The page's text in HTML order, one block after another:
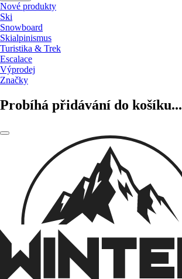
Nové produkty
Ski
Snowboard
Skialpinismus
Turistika & Trek
Escalace
Výprodej
Značky
Probíhá přidávání do košíku...